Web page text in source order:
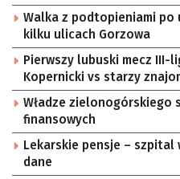
Walka z podtopieniami po
kilku ulicach Gorzowa
Pierwszy lubuski mecz
Kopernicki vs starzy
Władze zielonogórskiego
finansowych
Lekarskie pensje – szpital
dane